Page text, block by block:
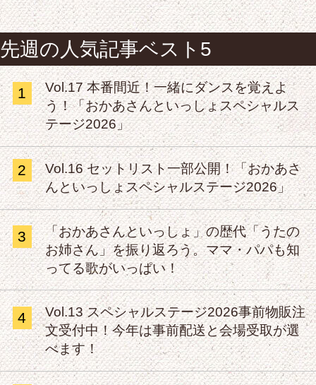
先週の人気記事ベスト5
1
Vol.17 本番間近！一緒にダンスを覚えよ
う！「おかあさんといっしょスペシャルス
テージ2026」
2
Vol.16 セットリスト一部公開！「おかあさ
んといっしょスペシャルステージ2026」
3
「おかあさんといっしょ」の歴代「うたの
お姉さん」を振り返ろう。ママ・パパも知
ってる歌がいっぱい！
4
Vol.13 スペシャルステージ2026事前物販注
文受付中！今年は事前配送と会場受取が選
べます！